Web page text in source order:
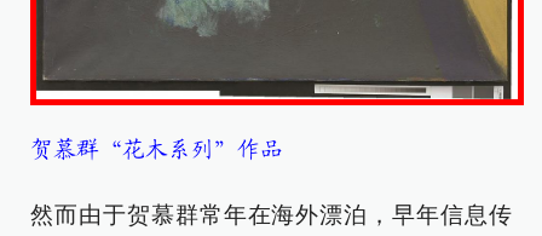
贺慕群“花木系列”作品
然而由于贺慕群常年在海外漂泊，早年信息传